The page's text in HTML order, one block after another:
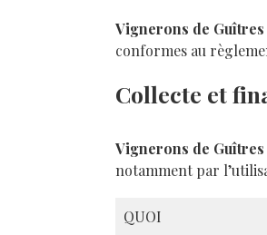
Vignerons de Guîtres
conformes au
Collecte et
Vignerons de Guîtres
notamment par
QUOI